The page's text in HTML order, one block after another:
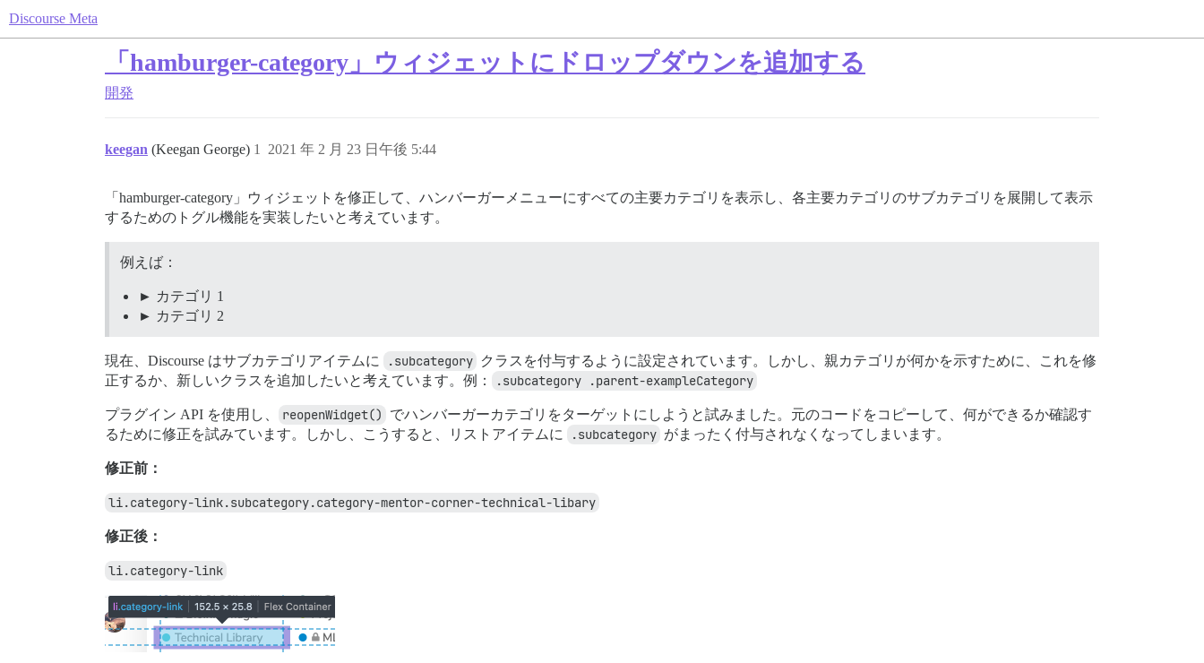
Discourse Meta
「hamburger-category」ウィジェットにドロップダウンを追加する
開発
keegan (Keegan George) 2021 年 2 月 23 日午後 5:44
1
「hamburger-category」ウィジェットを修正して、ハンバーガーメニューにすべての主要カテゴリを表示し、各主要カテゴリのサブカテゴリを展開して表示
するためのトグル機能を実装したいと考えています。
例えば：
カテゴリ 1
カテゴリ 2
現在、Discourse はサブカテゴリアイテムに .subcategory クラスを付与するように設定されています。しかし、親カテゴリが何かを示すために、これを修
正するか、新しいクラスを追加したいと考えています。例：
.subcategory .parent-exampleCategory
プラグイン API を使用し、 reopenWidget()
でハンバーガーカテゴリをターゲットにしようと試みました。元のコードをコピーして、何ができるか確認す
るために修正を試みています。しかし、こうすると、リストアイテムに
.subcategory がまったく付与されなくなってしまいます。
修正前：
li.category-link.subcategory.category-mentor-corner-technical-libary
修正後：
li.category-link